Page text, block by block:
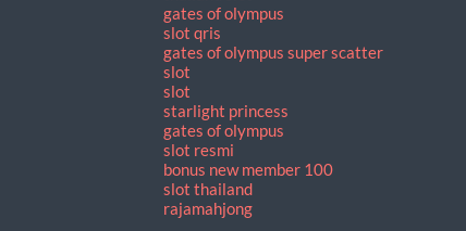
gates of olympus
slot qris
gates of olympus super scatter
slot
slot
starlight princess
gates of olympus
slot resmi
bonus new member 100
slot thailand
rajamahjong